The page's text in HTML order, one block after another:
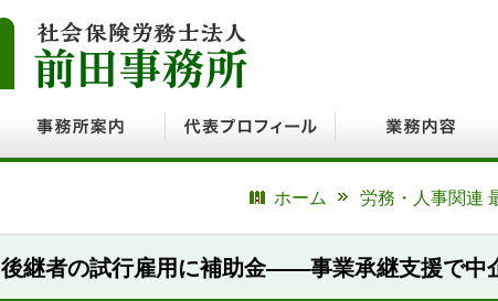
ホーム
労務・人事関連
後継者の試行雇用に補助金――事業承継支援で中